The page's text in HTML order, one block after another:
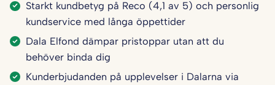
Starkt kundbetyg på Reco (4,1 av 5) och personlig
kundservice med långa öppettider
Dala Elfond dämpar pristoppar utan att du
behöver binda dig
Kunderbjudanden på upplevelser i Dalarna via